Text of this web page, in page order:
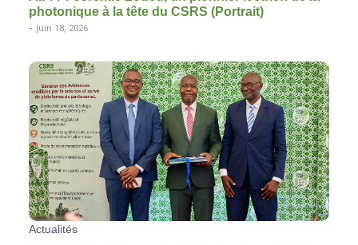
photonique à la tête du CSRS (Portrait)
- juin 18, 2026
Actualités